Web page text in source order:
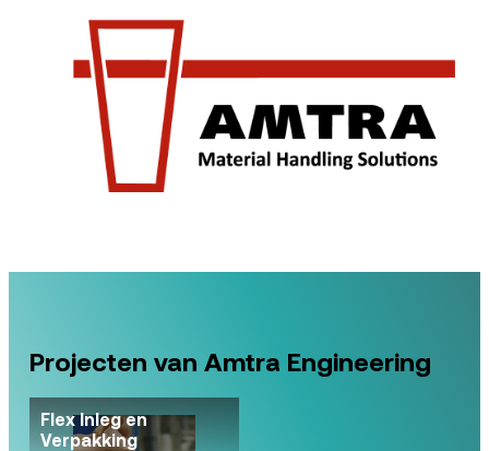
Projecten van Amtra Engineering
Flex Inleg en
Verpakking